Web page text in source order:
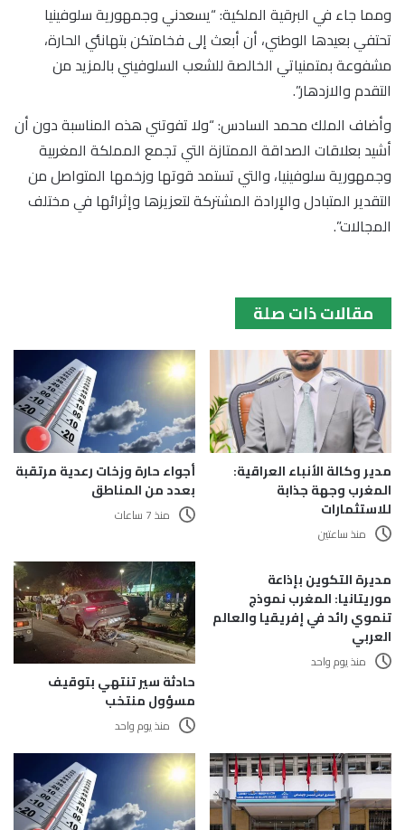
ومما جاء في البرقية الملكية: “يسعدني وجمهورية سلوفينيا
تحتفي بعيدها الوطني، أن أبعث إلى فخامتكن بتهانئي الحارة،
مشفوعة بمتمنياتي الخالصة للشعب السلوفيني بالمزيد من
التقدم والازدهار”.
وأضاف الملك محمد السادس: “ولا تفوتني هذه المناسبة دون أن
أشيد بعلاقات الصداقة الممتازة التي تجمع المملكة المغربية
وجمهورية سلوفينيا، والتي تستمد قوتها وزخمها المتواصل من
التقدير المتبادل والإرادة المشتركة لتعزيزها وإثرائها في مختلف
المجالات”.
مقالات ذات صلة
مدير وكالة الأنباء العراقية:
المغرب وجهة جذابة
للاستثمارات
منذ ساعتين
أجواء حارة وزخات رعدية مرتقبة
بعدد من المناطق
منذ 7 ساعات
مديرة التكوين بإذاعة
موريتانيا: المغرب نموذج
تنموي رائد في إفريقيا والعالم
العربي
منذ يوم واحد
حادثة سير تنتهي بتوقيف
مسؤول منتخب
منذ يوم واحد